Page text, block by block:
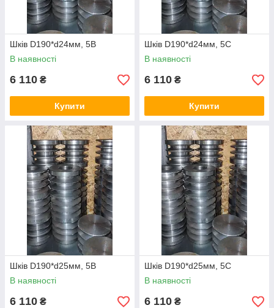
Шків D190*d24мм, 5В
В наявності
6 110 ₴
Купити
Шків D190*d24мм, 5С
В наявності
6 110 ₴
Купити
Шків D190*d25мм, 5В
В наявності
6 110 ₴
Шків D190*d25мм, 5С
В наявності
6 110 ₴